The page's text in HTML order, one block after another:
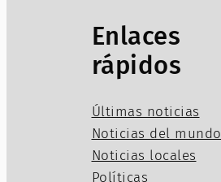
Enlaces
rápidos
Últimas noticias
Noticias del mundo
Noticias locales
Políticas